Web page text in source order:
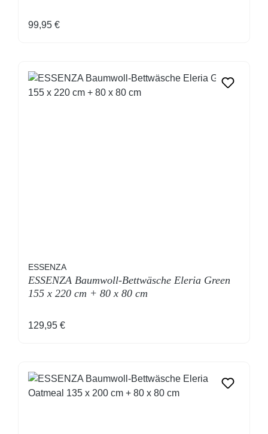
Regulärer Preis:
99,95 €
ESSENZA
ESSENZA Baumwoll-Bettwäsche Eleria Green
155 x 220 cm + 80 x 80 cm
Regulärer Preis:
129,95 €